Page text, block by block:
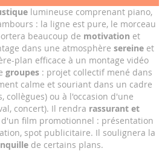
Skip
to
the
beginning
of
the
images
gallery
lumineuse comprenant piano,
: la ligne est pure, le morceau
beaucoup de motivation et
dans une atmosphère sereineet
plan efficace à un montage vidéo
groupes : projet collectif mené dans
calme et souriant dans un cadre
collègues) ou à l'occasion d'une
concert). Il rendra rassurant et
film promotionnel : présentation
spot publicitaire. Il soulignera la
de certains plans.